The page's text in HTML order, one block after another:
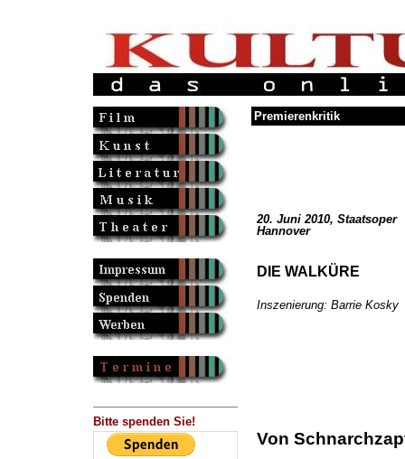
Bitte spenden Sie!
Premierenkritik
20. Juni 2010, Staatsoper
Hannover
DIE WALKÜRE
Inszenierung: Barrie Kosky
Von